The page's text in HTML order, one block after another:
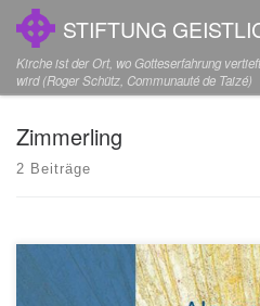
Zum Inhalt springen
STIFTUNG
Kirche ist der Ort, wo Gotteserfahrung
wird (Roger Schütz, Communauté de Taizé)
Zimmerling
2 Beiträge